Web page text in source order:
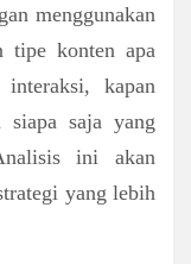
menggunakan
tipe konten apa
kapan
saja yang
ini akan
yang lebih